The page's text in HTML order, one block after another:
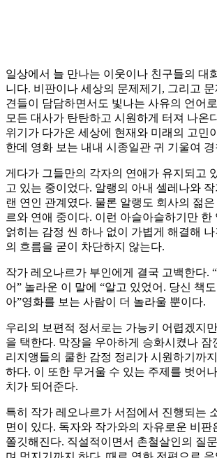
일상에서 늘 만나는 이웃이나 친구들의 대
니다. 비판이나 세상의 문제제기, 그리고 문
견들이 담담하면서도 빛나는 사유의 언어
모든 대사가 탄탄하고 시원하게 터져 나온
위기가 다가온 세상에 현재와 미래의 고민
한데 영화 보는 내내 시종일관 귀 기울여
게다가 그들만의 각자의 연애가 유지되고
고 있는 중이었다. 알랭의 아내 셀레나와
랜 연인 관계였다. 물론 알랭도 회사의 젊
르와 연애 중이다. 이런 아슬아슬하기만 한
얽히는 감정 씬 하나 없이 가볍게 해결해
의 흐름을 굳이 차단하지 않는다.
작가 레오나르가 부인에게 결국 고백한다.
어” 놀라운 이 말에 “알고 있었어. 당신 책
아”영화를 보는 사람이 더 놀라울 뿐이다.
우리의 보편적 정서로는 가능키 어렵겠지
을 택한다. 막장을 우아하게 승화시켰나 잠
리지앵들의 쿨한 감정 정리가 시원하기까
하다. 이 또한 무거울 수 있는 주제를 벗어
치가 되어준다.
특히 작가 레오나르가 서점에서 진행되는
면이 있다. 독자와 작가와의 자유로운 비판
쫄깃해진다. 직설적이면서 촌철살인의 질